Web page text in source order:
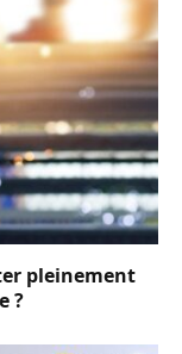
pleinement
?